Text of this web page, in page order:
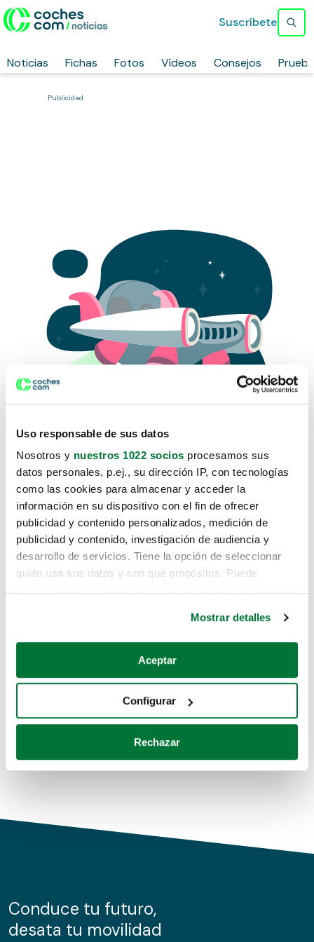
Uso responsable de sus datos
Nosotros y nuestros 1022 socios procesamos sus
datos personales, p.ej., su dirección IP, con tecnologías
como las cookies para almacenar y acceder la
información en su dispositivo con el fin de ofrecer
publicidad y contenido personalizados, medición de
publicidad y contenido, investigación de audiencia y
desarrollo de servicios. Tiene la opción de seleccionar
quién usa sus datos y con qué propósitos. Puede
Si lo permite, también quisiéramos:
Recopilar información sobre su ubicación geográfica
Identificar su dispositivo analizándolo activamente
para buscar características específicas (huellas
Obtenga más información sobre cómo se procesan sus
de cookies.
información sobre el uso que haga del sitio web con
nuestros partners de redes sociales, publicidad y análisis
Mostrar detalles
Aceptar
Configurar
Rechazar
Noticias Fichas Fotos Vídeos Consejos
Suscríbete
Publicidad
Lo sentimos, no sabemos como
te hemos traido hasta aquí.
Pero puedes encontrar el coche que estás
buscando en alguno de estos enlaces:
Coches de segunda mano
Coches de km0
Conduce tu futuro,
desata tu movilidad